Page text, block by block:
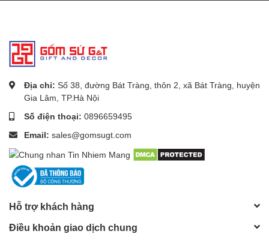
Địa chỉ: Số 38, đường Bát Tràng, thôn 2, xã Bát Tràng, huyện
Gia Lâm, TP.Hà Nội
Số điện thoại: 0896659495
Email: sales@gomsugt.com
Hỗ trợ khách hàng
Điều khoản giao dịch chung